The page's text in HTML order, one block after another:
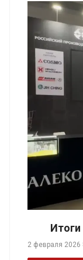
2 февраля 2026